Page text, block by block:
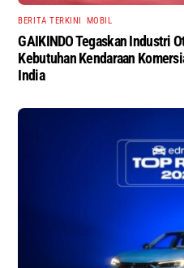
BERITA TERKINI MOBIL
GAIKINDO Tegaskan Industri
Kebutuhan Kendaraan
India